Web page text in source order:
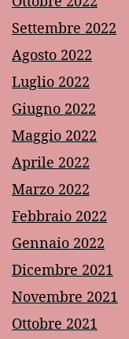
Settembre 2022
Agosto 2022
Luglio 2022
Giugno 2022
Maggio 2022
Aprile 2022
Marzo 2022
Febbraio 2022
Gennaio 2022
Dicembre 2021
Novembre 2021
Ottobre 2021